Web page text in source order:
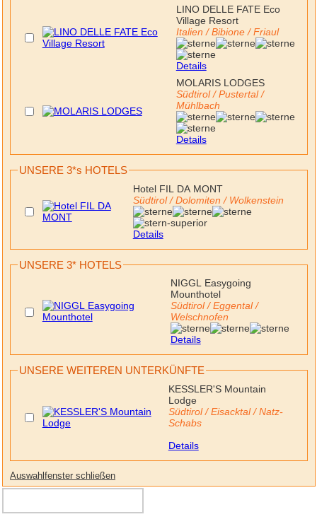
LINO DELLE FATE Eco
Village Resort
Italien / Bibione / Friaul
Details
MOLARIS LODGES
Südtirol / Pustertal /
Mühlbach
Details
UNSERE 3*s HOTELS
Hotel FIL DA MONT
Südtirol / Dolomiten / Wolkenstein
Details
UNSERE 3* HOTELS
NIGGL Easygoing
Mounthotel
Südtirol / Eggental /
Welschnofen
Details
UNSERE WEITEREN UNTERKÜNFTE
KESSLER'S Mountain
Lodge
Südtirol / Eisacktal / Natz-
Schabs
Details
Auswahlfenster schließen